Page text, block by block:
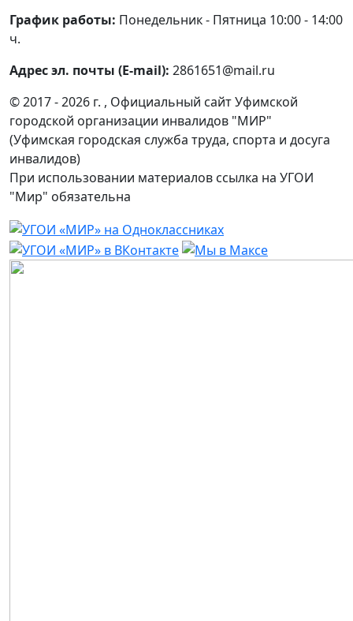
График работы: Понедельник - Пятница 10:00 - 14:00
ч.
Адрес эл. почты (E-mail): 2861651@mail.ru
© 2017 - 2026 г. , Официальный сайт Уфимской
городской организации инвалидов "МИР"
(Уфимская городская служба труда, спорта и досуга
инвалидов)
При использовании материалов ссылка на УГОИ
"Мир" обязательна